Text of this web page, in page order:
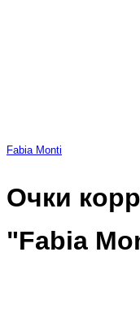
Fabia Monti
Очки
"Fabia